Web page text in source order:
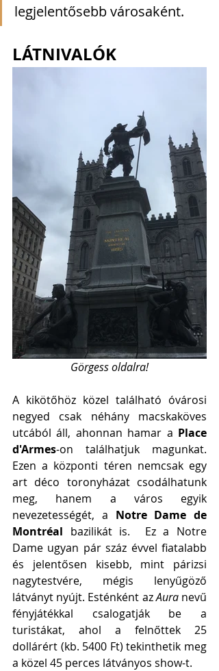
legjelentősebb városaként.
LÁTNIVALÓK
Görgess oldalra!
A kikötőhöz közel található óvárosi
negyed csak néhány macskaköves
utcából áll, ahonnan hamar a Place
d'Armes-on találhatjuk magunkat.
Ezen a központi téren nemcsak egy
art déco toronyházat csodálhatunk
meg, hanem a város egyik
nevezetességét, a Notre Dame de
Montréal bazilikát is.  Ez a Notre
Dame ugyan pár száz évvel fiatalabb
és jelentősen kisebb, mint párizsi
nagytestvére, mégis lenyűgöző
látványt nyújt. Esténként az Aura nevű
fényjátékkal csalogatják be a
turistákat, ahol a felnőttek 25
dollárért (kb. 5400 Ft) tekinthetik meg
a közel 45 perces látványos show-t.